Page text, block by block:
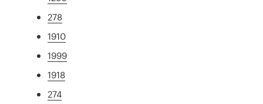
278
1910
1999
1918
274